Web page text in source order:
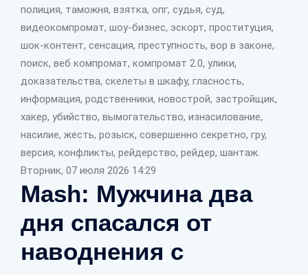
полиция, таможня, взятка, опг, судья, суд,
видеокомпромат, шоу-бизнес, эскорт, проституция,
шок-контент, сенсация, преступность, вор в законе,
поиск, веб компромат, компромат 2.0, улики,
доказательства, скелеты в шкафу, гласность,
информация, родственники, новострой, застройщик,
хакер, убийство, вымогательство, изнасилование,
насилие, жесть, розыск, совершенно секретно, гру,
версия, конфликты, рейдерство, рейдер, шантаж.
Вторник, 07 июля 2026 14:29
Mash: Мужчина два
дня спасался от
наводнения с